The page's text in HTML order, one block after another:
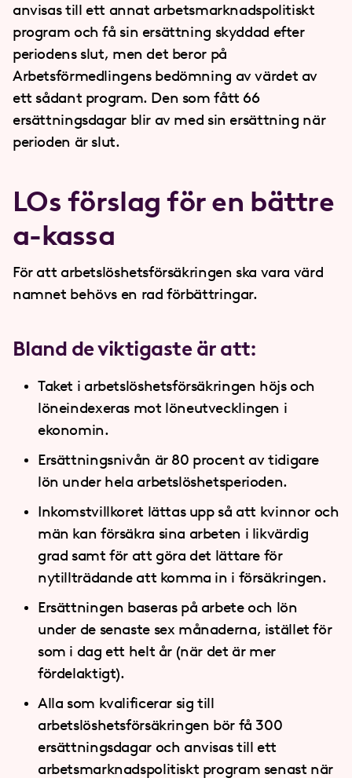
anvisas till ett annat arbetsmarknadspolitiskt
program och få sin ersättning skyddad efter
periodens slut, men det beror på
Arbetsförmedlingens bedömning av värdet av
ett sådant program. Den som fått 66
ersättningsdagar blir av med sin ersättning när
perioden är slut.
LOs förslag för en bättre
a-kassa
För att arbetslöshetsförsäkringen ska vara värd
namnet behövs en rad förbättringar.
Bland de viktigaste är att:
Taket i arbetslöshetsförsäkringen höjs och
löneindexeras mot löneutvecklingen i
ekonomin.
Ersättningsnivån är 80 procent av tidigare
lön under hela arbetslöshetsperioden.
Inkomstvillkoret lättas upp så att kvinnor och
män kan försäkra sina arbeten i likvärdig
grad samt för att göra det lättare för
nytillträdande att komma in i försäkringen.
Ersättningen baseras på arbete och lön
under de senaste sex månaderna, istället för
som i dag ett helt år (när det är mer
fördelaktigt).
Alla som kvalificerar sig till
arbetslöshetsförsäkringen bör få 300
ersättningsdagar och anvisas till ett
arbetsmarknadspolitiskt program senast när